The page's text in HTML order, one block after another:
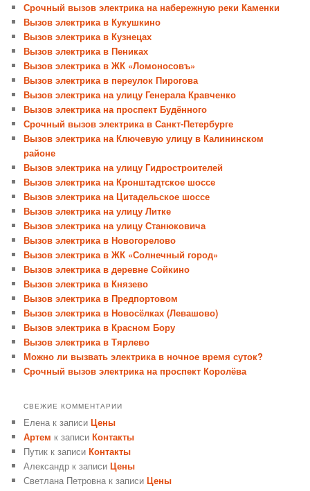
Срочный вызов электрика на набережную реки Каменки
Вызов электрика в Кукушкино
Вызов электрика в Кузнецах
Вызов электрика в Пениках
Вызов электрика в ЖК «Ломоносовъ»
Вызов электрика в переулок Пирогова
Вызов электрика на улицу Генерала Кравченко
Вызов электрика на проспект Будённого
Срочный вызов электрика в Санкт-Петербурге
Вызов электрика на Ключевую улицу в Калининском
районе
Вызов электрика на улицу Гидростроителей
Вызов электрика на Кронштадтское шоссе
Вызов электрика на Цитадельское шоссе
Вызов электрика на улицу Литке
Вызов электрика на улицу Станюковича
Вызов электрика в Новогорелово
Вызов электрика в ЖК «Солнечный город»
Вызов электрика в деревне Сойкино
Вызов электрика в Князево
Вызов электрика в Предпортовом
Вызов электрика в Новосёлках (Левашово)
Вызов электрика в Красном Бору
Вызов электрика в Тярлево
Можно ли вызвать электрика в ночное время суток?
Срочный вызов электрика на проспект Королёва
СВЕЖИЕ КОММЕНТАРИИ
Елена к записиЦены
Артем к записиКонтакты
Путик к записиКонтакты
Александр к записиЦены
Светлана Петровна к записиЦены